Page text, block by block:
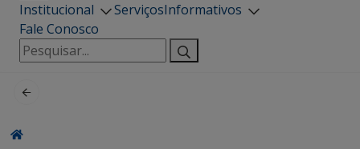
Institucional ServiçosInformativos
Fale Conosco
Pesquisar
por: